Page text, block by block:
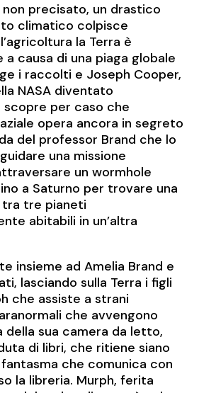
precisato, un drastico
climatico colpisce
la Terra è
a causa di una piaga globale
i raccolti e Joseph Cooper,
NASA diventato
per caso che
opera ancora in segreto
del professor Brand che lo
una missione
un wormhole
a Saturno per trovare una
tra tre pianeti
abitabili in un’altra
insieme ad Amelia Brand e
lasciando sulla Terra i figli
che assiste a strani
che avvengono
della sua camera da letto,
di libri, che ritiene siano
che comunica con
la libreria. Murph, ferita